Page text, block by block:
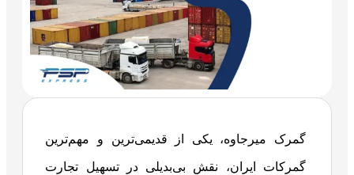
گمرک میرجاوه، یکی از قدیمی‌ترین و مهم‌ترین
گمرکات ایران، نقش بی‌بدیلی در تسهیل تجارت